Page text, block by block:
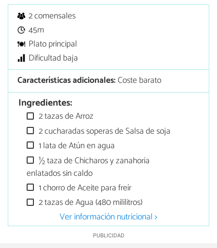
2 comensales
45m
Plato principal
Dificultad baja
Características adicionales:Coste barato
Ingredientes:
2 tazas de Arroz
2 cucharadas soperas de Salsa de soja
1 lata de Atún en agua
½ taza de Chicharos y zanahoria
enlatados sin caldo
1 chorro de Aceite para freír
2 tazas de Agua (480 mililitros)
Ver información nutricional >